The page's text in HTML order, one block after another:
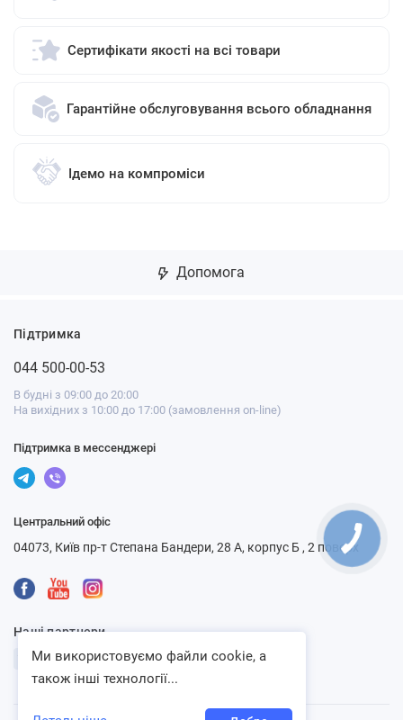
Сертифікати якості на всі товари
Гарантійне обслуговування всього обладнання
Ідемо на компроміси
Допомога
Підтримка
044 500-00-53
В будні з 09:00 до 20:00
На вихідних з 10:00 до 17:00 (замовлення on-line)
Підтримка в мессенджері
Центральний офіс
04073, Київ пр-т Степана Бандери, 28 А, корпус Б , 2 поверх
Наші партнери
Ми використовуємо файли cookie, а
також інші технології...